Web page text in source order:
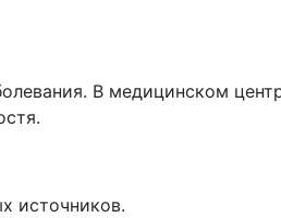
В медицинском
источников.